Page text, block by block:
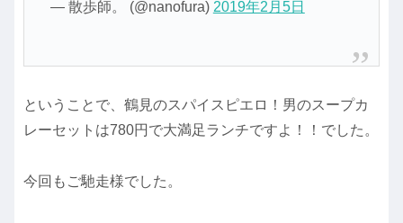
— 散歩師。 (@nanofura) 2019年2月5日
ということで、鶴見のスパイスピエロ！男のスープカ
レーセットは780円で大満足ランチですよ！！でした。
今回もご馳走様でした。